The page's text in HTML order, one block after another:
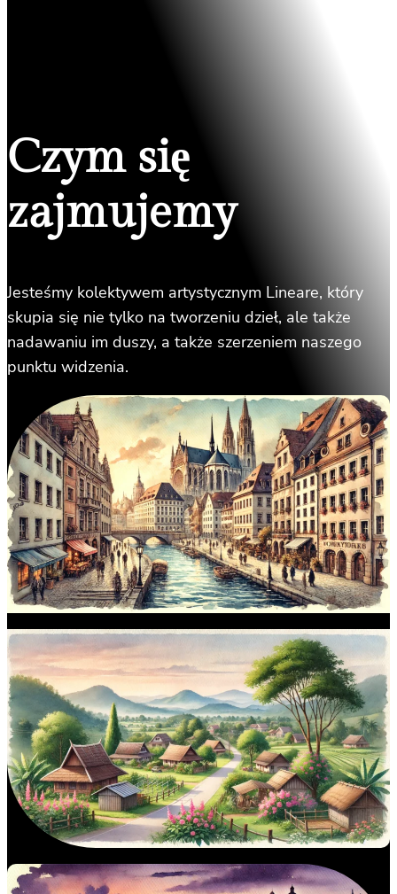
Czym się
zajmujemy
Jesteśmy kolektywem artystycznym Lineare, który
skupia się nie tylko na tworzeniu dzieł, ale także
nadawaniu im duszy, a także szerzeniem naszego
punktu widzenia.